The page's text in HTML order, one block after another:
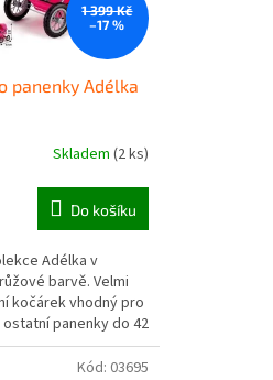
1 399 Kč
–17 %
panenky Adélka
Skladem (2 ks)
Do košíku
Adélka v
barvě. Velmi
kočárek vhodný pro
panenky do 42
Kód: 03695